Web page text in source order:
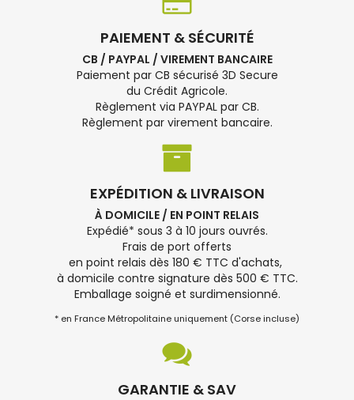
PAIEMENT & SÉCURITÉ
CB / PAYPAL / VIREMENT BANCAIRE
Paiement par CB sécurisé 3D Secure
du Crédit Agricole.
Règlement via PAYPAL par CB.
Règlement par virement bancaire.
EXPÉDITION & LIVRAISON
À DOMICILE / EN POINT RELAIS
Expédié* sous 3 à 10 jours ouvrés.
Frais de port offerts
en point relais dès 180 € TTC d'achats,
à domicile contre signature dès 500 € TTC.
Emballage soigné et surdimensionné.
* en France Métropolitaine uniquement (Corse incluse)
GARANTIE & SAV